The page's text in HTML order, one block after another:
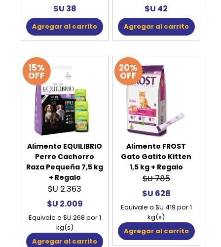
$U 38
Agregar al carrito
$U 42
Agregar al carrito
15%
OFF
Alimento EQUILIBRIO
Perro Cachorro
Raza Pequeña 7,5 kg
+ Regalo
$U 2.363
$U 2.009
Equivale a $U 268 por 1
kg(s)
Agregar al carrito
20%
OFF
Alimento FROST
Gato Gatito Kitten
1,5 kg + Regalo
$U 785
$U 628
Equivale a $U 419 por 1
kg(s)
Agregar al carrito